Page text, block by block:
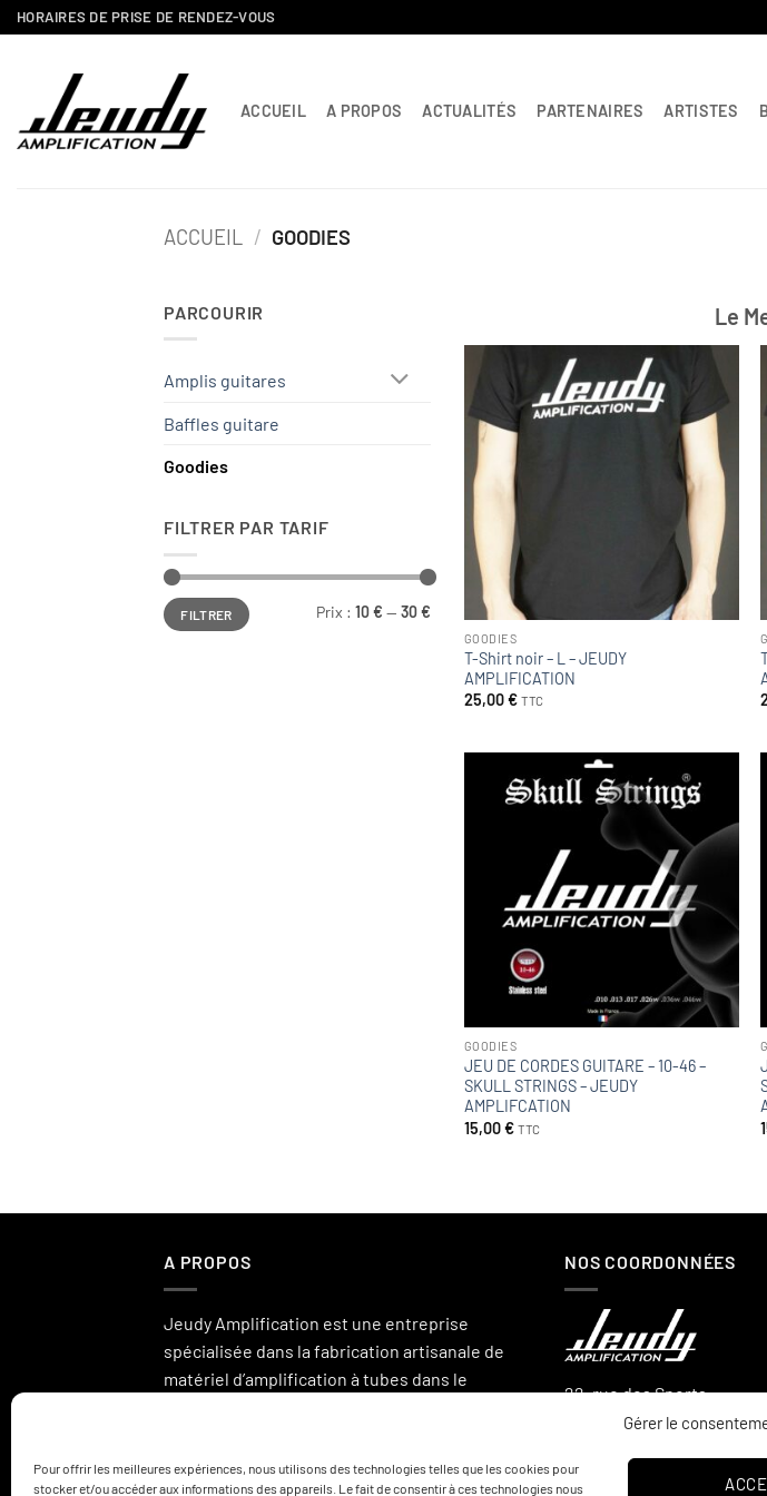
Gérer le
Pour offrir les meilleures expériences, nous utilisons des technologies telles que les cookies pour
stocker et/ou accéder aux informations des appareils. Le fait de consentir à ces technologies nous
Passer
au
HORAIRES DE PRISE DE RENDEZ-VOUS
ACCUEIL A PROPOS ACTUALITÉS PARTENAIRES ARTISTES
ACCUEIL / GOODIES
PARCOURIR
Amplis guitares
Baffles guitare
Goodies
FILTRER PAR TARIF
Prix
min
Prix
maxFILTRER Prix : 10 € — 30 €
Le
à la
d’envies
GOODIES
T-Shirt noir – L – JEUDY
AMPLIFICATION
25,00€ TTC
Ajouter
liste
d’envies
GOODIES
JEU DE CORDES GUITARE – 10-46 –
SKULL STRINGS – JEUDY
AMPLIFCATION
15,00€ TTC
A PROPOS
Jeudy Amplification est une entreprise
spécialisée dans la fabrication artisanale de
matériel d’amplification à tubes dans le
NOS COORDONNÉES
22, rue des Sports
57330 ROUSSY-LE-
Nous contactez par e-mail.